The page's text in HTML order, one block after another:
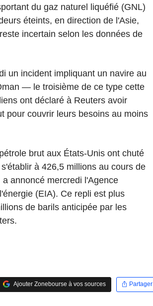
du gaz naturel liquéfié (GNL)
éteints, en direction de l'Asie,
incertain selon les données de
un incident impliquant un navire au
— le troisième de ce type cette
ont déclaré à Reuters avoir
pour couvrir leurs besoins au moins
brut aux États-Unis ont chuté
à 426,5 millions au cours de
annoncé mercredi l'Agence
(EIA). Ce repli est plus
de barils anticipée par les
Ajouter Zonebourse à vos sources Partager